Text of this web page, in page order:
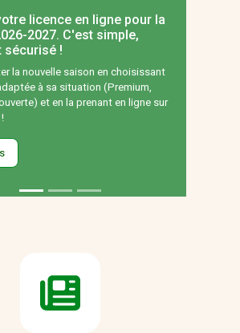
licence en ligne pour la
2027. C'est simple,
sécurisé !
la nouvelle saison en choisissant
à sa situation (Premium,
et en la prenant en ligne sur